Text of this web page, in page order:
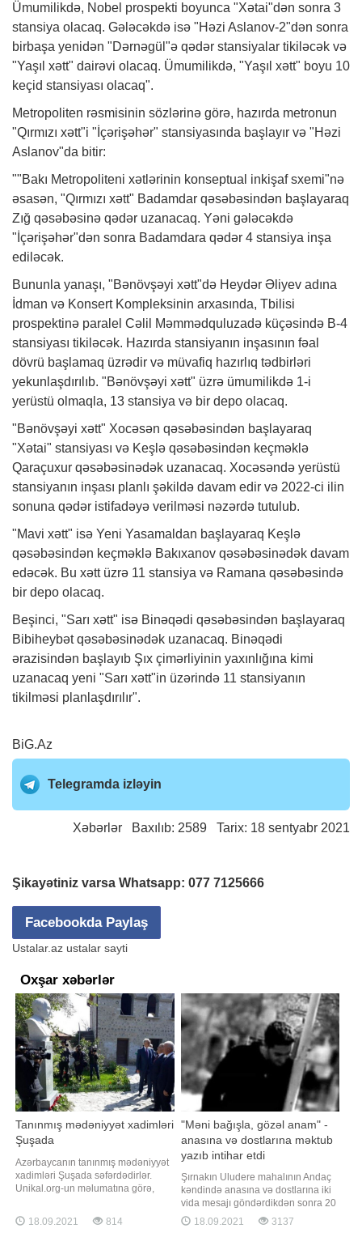
Ümumilikdə, Nobel prospekti boyunca "Xətai"dən sonra 3
stansiya olacaq. Gələcəkdə isə "Həzi Aslanov-2"dən sonra
birbaşa yenidən "Dərnəgül"ə qədər stansiyalar tikiləcək və
"Yaşıl xətt" dairəvi olacaq. Ümumilikdə, "Yaşıl xətt" boyu 10
keçid stansiyası olacaq".
Metropoliten rəsmisinin sözlərinə görə, hazırda metronun
"Qırmızı xətt"i "İçərişəhər" stansiyasında başlayır və "Həzi
Aslanov"da bitir:
""Bakı Metropoliteni xətlərinin konseptual inkişaf sxemi"nə
əsasən, "Qırmızı xətt" Badamdar qəsəbəsindən başlayaraq
Zığ qəsəbəsinə qədər uzanacaq. Yəni gələcəkdə
"İçərişəhər"dən sonra Badamdara qədər 4 stansiya inşa
ediləcək.
Bununla yanaşı, "Bənövşəyi xətt"də Heydər Əliyev adına
İdman və Konsert Kompleksinin arxasında, Tbilisi
prospektinə paralel Cəlil Məmmədquluzadə küçəsində B-4
stansiyası tikiləcək. Hazırda stansiyanın inşasının fəal
dövrü başlamaq üzrədir və müvafiq hazırlıq tədbirləri
yekunlaşdırılıb. "Bənövşəyi xətt" üzrə ümumilikdə 1-i
yerüstü olmaqla, 13 stansiya və bir depo olacaq.
"Bənövşəyi xətt" Xocəsən qəsəbəsindən başlayaraq
"Xətai" stansiyası və Keşlə qəsəbəsindən keçməklə
Qaraçuxur qəsəbəsinədək uzanacaq. Xocəsəndə yerüstü
stansiyanın inşası planlı şəkildə davam edir və 2022-ci ilin
sonuna qədər istifadəyə verilməsi nəzərdə tutulub.
"Mavi xətt" isə Yeni Yasamaldan başlayaraq Keşlə
qəsəbəsindən keçməklə Bakıxanov qəsəbəsinədək davam
edəcək. Bu xətt üzrə 11 stansiya və Ramana qəsəbəsində
bir depo olacaq.
Beşinci, "Sarı xətt" isə Binəqədi qəsəbəsindən başlayaraq
Bibiheybət qəsəbəsinədək uzanacaq. Binəqədi
ərazisindən başlayıb Şıx çimərliyinin yaxınlığına kimi
uzanacaq yeni "Sarı xətt"in üzərində 11 stansiyanın
tikilməsi planlaşdırılır".
BiG.Az
Telegramda izləyin
Xəbərlər Baxılıb: 2589 Tarix: 18 sentyabr 2021
Şikayətiniz varsa Whatsapp: 077 7125666
Facebookda Paylaş
Ustalar.az ustalar sayti
Oxşar xəbərlər
Tanınmış mədəniyyət xadimləri
Şuşada
Azərbaycanın tanınmış mədəniyyət
xadimləri Şuşada səfərdədirlər.
Unikal.org-un məlumatına görə,
çərçivəsində burada keçiriləcək
Üzeyir Hacıbəyli XII Beynəlxalq
18.09.2021 814
"Məni bağışla, gözəl anam" -
anasına və dostlarına məktub
yazıb intihar etdi
Şırnakın Uludere mahalının Andaç
kəndində anasına və dostlarına iki
vida mesajı göndərdikdən sonra 20
yaşlı bir gənc 35 metr yüksəklikdəki
uçurumdan tullanaraq intihar edib.
18.09.2021 3137